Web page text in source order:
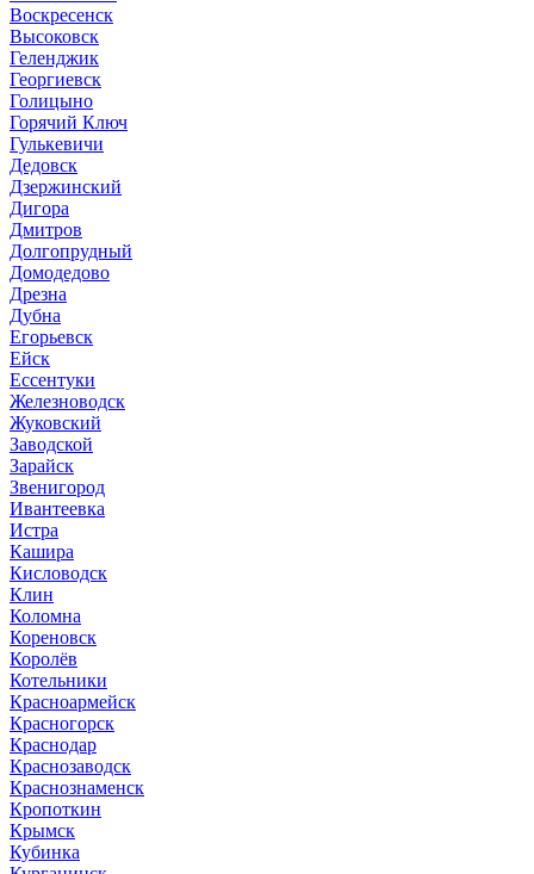
Воскресенск
Высоковск
Геленджик
Георгиевск
Голицыно
Горячий Ключ
Гулькевичи
Дедовск
Дзержинский
Дигора
Дмитров
Долгопрудный
Домодедово
Дрезна
Дубна
Егорьевск
Ейск
Ессентуки
Железноводск
Жуковский
Заводской
Зарайск
Звенигород
Ивантеевка
Истра
Кашира
Кисловодск
Клин
Коломна
Кореновск
Королёв
Котельники
Красноармейск
Красногорск
Краснодар
Краснозаводск
Краснознаменск
Кропоткин
Крымск
Кубинка